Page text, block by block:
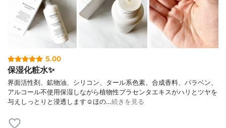
5.00
保湿化粧水✨
界面活性剤、鉱物油、シリコン、タール系色素、合成香料、パラベン、
アルコール不使用保湿しながら植物性プラセンタエキスがハリとツヤを
与えしっとりと浸透します☺︎ほの…続きを見る